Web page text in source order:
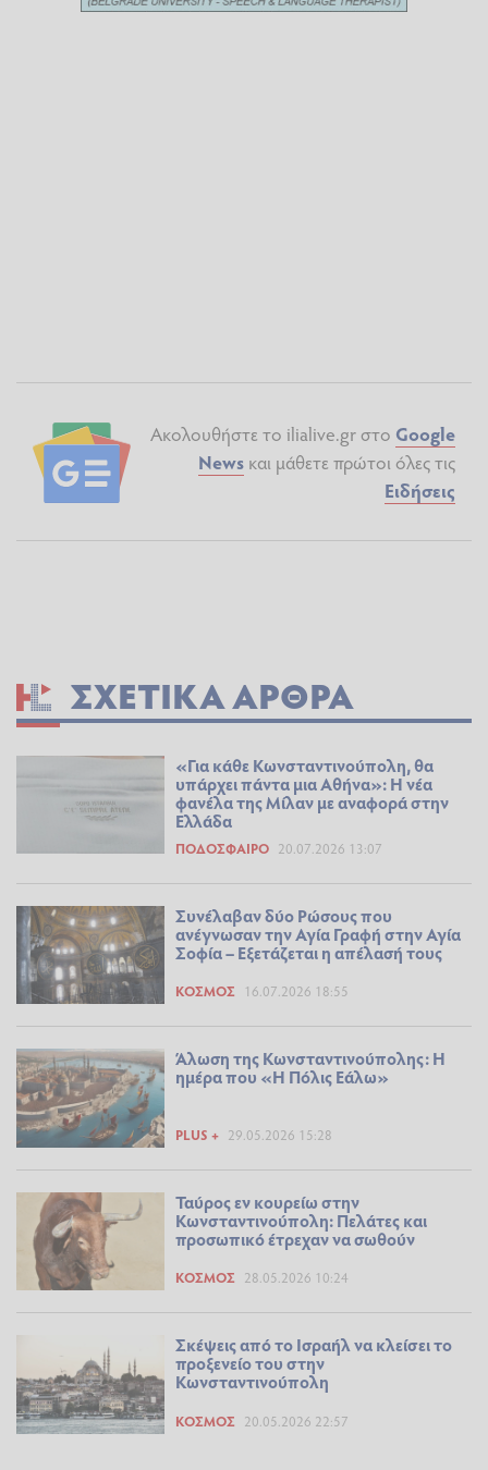
Ακολουθήστε το ilialive.gr στο Google
News και μάθετε πρώτοι όλες τις
Ειδήσεις
ΣΧΕΤΙΚΆ ΆΡΘΡΑ
«Για κάθε Κωνσταντινούπολη, θα
υπάρχει πάντα μια Αθήνα»: Η νέα
φανέλα της Μίλαν με αναφορά στην
Ελλάδα
ΠΟΔΌΣΦΑΙΡΟ 20.07.2026 13:07
Συνέλαβαν δύο Ρώσους που
ανέγνωσαν την Αγία Γραφή στην Αγία
Σοφία – Εξετάζεται η απέλασή τους
ΚΌΣΜΟΣ 16.07.2026 18:55
Άλωση της Κωνσταντινούπολης: Η
ημέρα που «Η Πόλις Εάλω»
PLUS + 29.05.2026 15:28
Ταύρος εν κουρείω στην
Κωνσταντινούπολη: Πελάτες και
προσωπικό έτρεχαν να σωθούν
ΚΌΣΜΟΣ 28.05.2026 10:24
Σκέψεις από το Ισραήλ να κλείσει το
προξενείο του στην
Κωνσταντινούπολη
ΚΌΣΜΟΣ 20.05.2026 22:57